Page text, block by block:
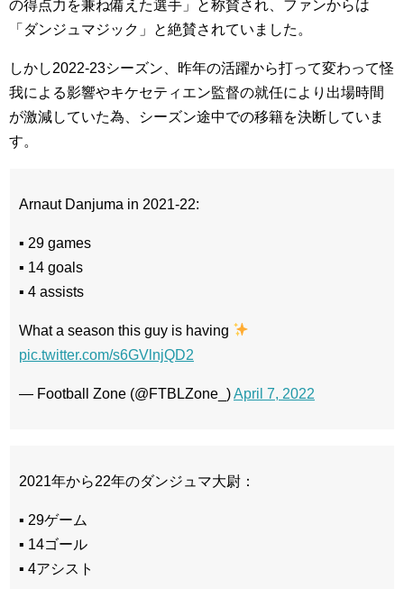
の得点力を兼ね備えた選手」と称賛され、ファンからは
「ダンジュマジック」と絶賛されていました。
しかし2022-23シーズン、昨年の活躍から打って変わって怪
我による影響やキケセティエン監督の就任により出場時間
が激減していた為、シーズン途中での移籍を決断していま
す。
Arnaut Danjuma in 2021-22:
▪︎ 29 games
▪︎ 14 goals
▪︎ 4 assists
What a season this guy is having
pic.twitter.com/s6GVlnjQD2
— Football Zone (@FTBLZone_)April 7, 2022
2021年から22年のダンジュマ大尉：
▪ 29ゲーム
▪ 14ゴール
▪ 4アシスト